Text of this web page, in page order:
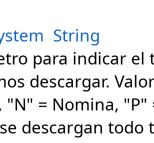
String
para indicar
descargar.
"N" = Nomina, "P"
descargan todo